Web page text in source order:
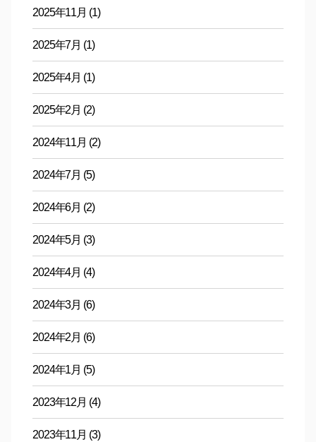
2025年11月 (1)
2025年7月 (1)
2025年4月 (1)
2025年2月 (2)
2024年11月 (2)
2024年7月 (5)
2024年6月 (2)
2024年5月 (3)
2024年4月 (4)
2024年3月 (6)
2024年2月 (6)
2024年1月 (5)
2023年12月 (4)
2023年11月 (3)